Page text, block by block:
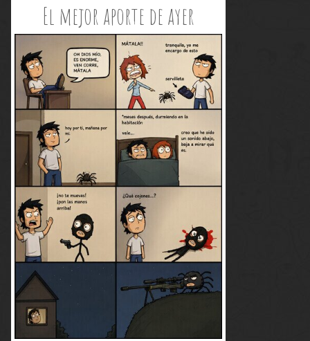
El mejor aporte de ayer